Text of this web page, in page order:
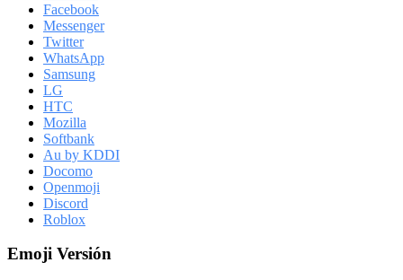
Facebook
Messenger
Twitter
WhatsApp
Samsung
LG
HTC
Mozilla
Softbank
Au by KDDI
Docomo
Openmoji
Discord
Roblox
Emoji Versión